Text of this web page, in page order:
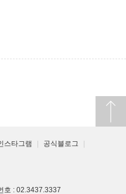
은 홈페이지 폐쇄 전까지
제공받은 목적이 달성된
이 있는 경우에는 귀하의
법률)
보호법)
스타그램 | 공식블로그
|
호 : 02.3437.3337